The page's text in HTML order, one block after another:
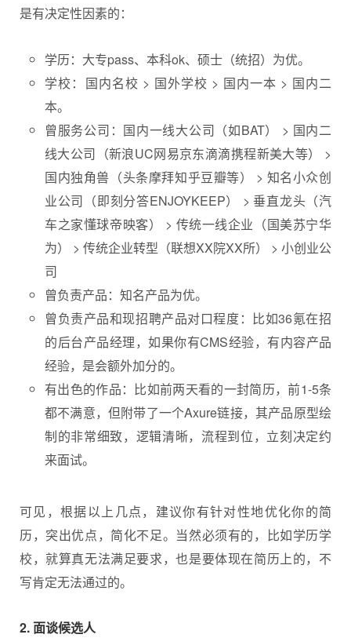
是有决定性因素的：
学历：大专pass、本科ok、硕士（统招）为优。
学校：国内名校 > 国外学校 > 国内一本 > 国内二
本。
曾服务公司：国内一线大公司（如BAT） > 国内二
线大公司（新浪UC网易京东滴滴携程新美大等） >
国内独角兽（头条摩拜知乎豆瓣等） > 知名小众创
业公司（即刻分答ENJOYKEEP） > 垂直龙头（汽
车之家懂球帝映客） > 传统一线企业（国美苏宁华
为） > 传统企业转型（联想XX院XX所） > 小创业公
司
曾负责产品：知名产品为优。
曾负责产品和现招聘产品对口程度：比如36氪在招
的后台产品经理，如果你有CMS经验，有内容产品
经验，是会额外加分的。
有出色的作品：比如前两天看的一封简历，前1-5条
都不满意，但附带了一个Axure链接，其产品原型绘
制的非常细致，逻辑清晰，流程到位，立刻决定约
来面试。
可见，根据以上几点，建议你有针对性地优化你的简
历，突出优点，简化不足。当然必须有的，比如学历学
校，就算真无法满足要求，也是要体现在简历上的，不
写肯定无法通过的。
2. 面谈候选人